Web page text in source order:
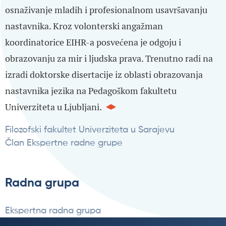
osnaživanje mladih i profesionalnom usavršavanju
nastavnika. Kroz volonterski angažman
koordinatorice EIHR-a posvećena je odgoju i
obrazovanju za mir i ljudska prava. Trenutno radi na
izradi doktorske disertacije iz oblasti obrazovanja
nastavnika jezika na Pedagoškom fakultetu
Univerziteta u Ljubljani.
Filozofski fakultet Univerziteta u Sarajevu
Član Ekspertne radne grupe
Radna grupa
Ekspertna radna grupa